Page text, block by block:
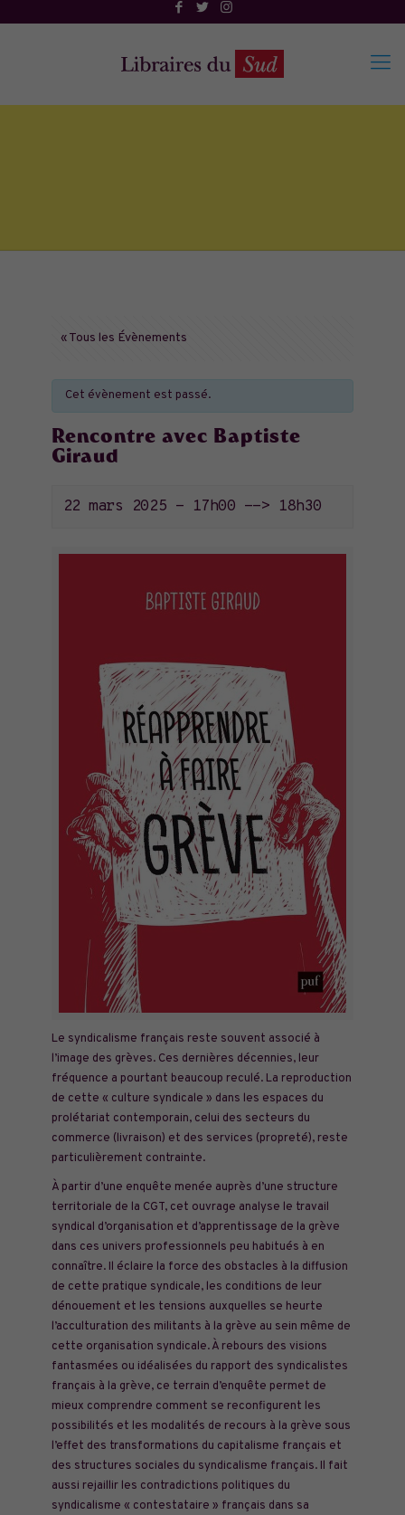
« Tous les Évènements
Cet évènement est passé.
Rencontre avec Baptiste
Giraud
22 mars 2025 - 17h00 --> 18h30
Le syndicalisme français reste souvent associé à
l’image des grèves. Ces dernières décennies, leur
fréquence a pourtant beaucoup reculé. La reproduction
de cette « culture syndicale » dans les espaces du
prolétariat contemporain, celui des secteurs du
commerce (livraison) et des services (propreté), reste
particulièrement contrainte.
À partir d’une enquête menée auprès d’une structure
territoriale de la CGT, cet ouvrage analyse le travail
syndical d’organisation et d’apprentissage de la grève
dans ces univers professionnels peu habitués à en
connaître. Il éclaire la force des obstacles à la diffusion
de cette pratique syndicale, les conditions de leur
dénouement et les tensions auxquelles se heurte
l’acculturation des militants à la grève au sein même de
cette organisation syndicale. À rebours des visions
fantasmées ou idéalisées du rapport des syndicalistes
français à la grève, ce terrain d’enquête permet de
mieux comprendre comment se reconfigurent les
possibilités et les modalités de recours à la grève sous
l’effet des transformations du capitalisme français et
des structures sociales du syndicalisme français. Il fait
aussi rejaillir les contradictions politiques du
syndicalisme « contestataire » français dans sa